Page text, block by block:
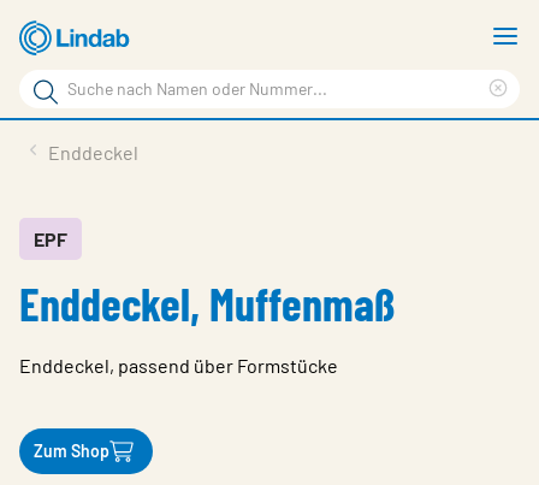
Zum
Hauptinhalt
springen
Suchbegriff
Seite
durchsuchen
Wissen & Service
Inspiration
Kontakt
Enddeckel
EPF
Enddeckel, Muffenmaß
Enddeckel, passend über Formstücke
Zum Shop